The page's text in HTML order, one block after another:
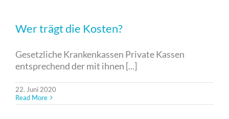
Wer trägt die Kosten?
Gesetzliche Krankenkassen Private Kassen
entsprechend der mit ihnen [...]
22. Juni 2020
Read More